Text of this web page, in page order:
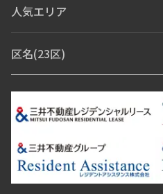
ブランドマンション
人気エリア
青山・表参道・原宿
市ヶ谷・神楽坂・飯
芝浦・汐留・品川
月島・勝どき・
目白・高田馬場・早稲
池尻大橋・三軒茶屋
祐天寺・学芸大
駒沢・用賀・二子玉川
成城・砧
区名(23区)
江東区
豊島区
杉並区 板橋区
葛飾区
江戸川区